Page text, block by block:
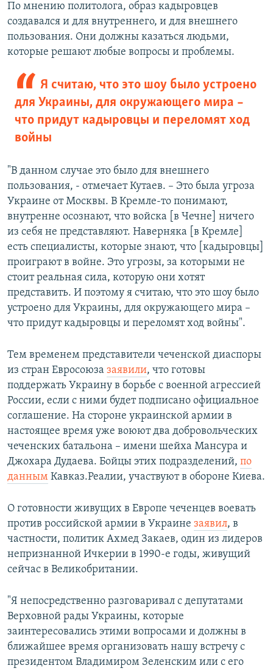
По мнению политолога, образ кадыровцев
создавался и для внутреннего, и для внешнего
пользования. Они должны казаться людьми,
которые решают любые вопросы и проблемы.
Я считаю, что это шоу было устроено
для Украины, для окружающего мира –
что придут кадыровцы и переломят ход
войны
"В данном случае это было для внешнего
пользования, - отмечает Кутаев. – Это была угроза
Украине от Москвы. В Кремле-то понимают,
внутренне осознают, что войска [в Чечне] ничего
из себя не представляют. Наверняка [в Кремле]
есть специалисты, которые знают, что [кадыровцы]
проиграют в войне. Это угрозы, за которыми не
стоит реальная сила, которую они хотят
представить. И поэтому я считаю, что это шоу было
устроено для Украины, для окружающего мира –
что придут кадыровцы и переломят ход войны".
Тем временем представители чеченской диаспоры
из стран Евросоюза заявили, что готовы
поддержать Украину в борьбе с военной агрессией
России, если с ними будет подписано официальное
соглашение. На стороне украинской армии в
настоящее время уже воюют два добровольческих
чеченских батальона – имени шейха Мансура и
Джохара Дудаева. Бойцы этих подразделений, по
данным Кавказ.Реалии, участвуют в обороне Киева.
О готовности живущих в Европе чеченцев воевать
против российской армии в Украине заявил, в
частности, политик Ахмед Закаев, один из лидеров
непризнанной Ичкерии в 1990-е годы, живущий
сейчас в Великобритании.
"Я непосредственно разговаривал с депутатами
Верховной рады Украины, которые
заинтересовались этими вопросами и должны в
ближайшее время организовать нашу встречу с
президентом Владимиром Зеленским или с его